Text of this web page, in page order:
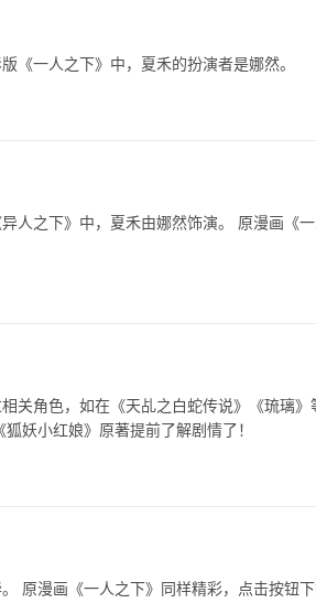
《一人之下》中，夏禾的扮演者是娜然。
人之下》中，夏禾由娜然饰演。 原漫画《一
关角色，如在《天乩之白蛇传说》《琉璃》
妖小红娘》原著提前了解剧情了！
原漫画《一人之下》同样精彩，点击按钮